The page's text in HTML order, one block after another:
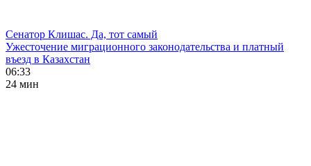
Сенатор Клишас. Да, тот самый
Ужесточение миграционного законодательства и платный
въезд в Казахстан
06:33
24 мин